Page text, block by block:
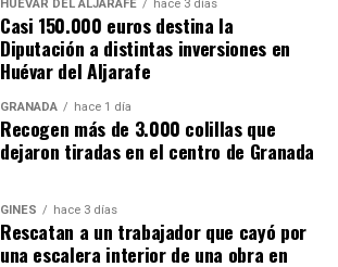
HUÉVAR DEL ALJARAFE hace 3 días
Casi 150.000 euros destina la
Diputación a distintas inversiones en
Huévar del Aljarafe
GRANADA hace 1 día
Recogen más de 3.000 colillas que
dejaron tiradas en el centro de Granada
GINES hace 3 días
Rescatan a un trabajador que cayó por
una escalera interior de una obra en